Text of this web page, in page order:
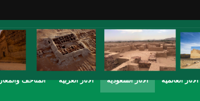
المتاحف الاثار العربية الاثار السعودية الاثار العالمية